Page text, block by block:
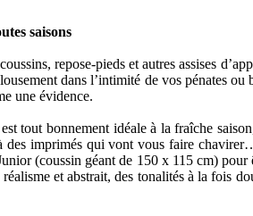
saisons
repose-pieds et autres assises
dans l’intimité de vos pénates
une évidence.
tout bonnement idéale à la fraîche
des imprimés qui vont vous faire
(coussin géant de 150 x 115 cm)
et abstrait, des tonalités à la fois